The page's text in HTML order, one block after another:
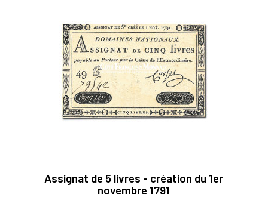
Assignat de 5 livres - création du 1er
novembre 1791